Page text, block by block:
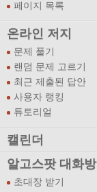
페이지 목록
온라인 저지
문제 풀기
랜덤 문제 고르기
최근 제출된 답안
사용자 랭킹
튜토리얼
캘린더
알고스팟 대화방
초대장 받기